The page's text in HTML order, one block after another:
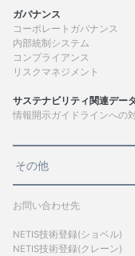
ガバナンス
コーポレートガバナンス
内部統制システム
コンプライアンス
リスクマネジメント
サステナビリティ関連デー
情報開示ガイドラインへの
その他
お問い合わせ先
NETIS技術登録(ショベル)
NETIS技術登録(クレーン)